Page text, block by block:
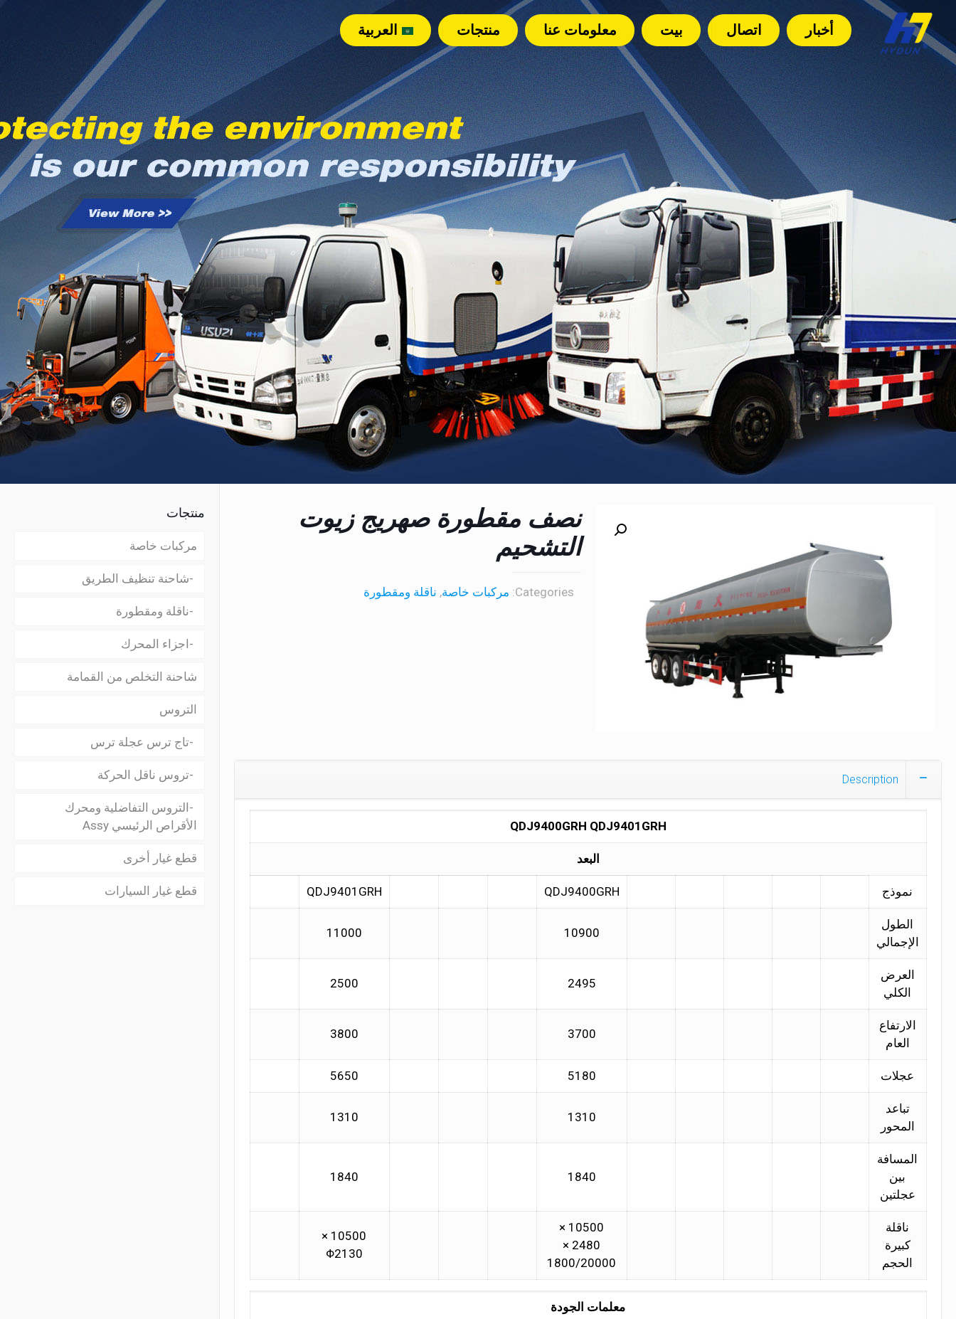
أخبار اتصال بيت معلومات عنا منتجات العربية
نصف مقطورة صهريج زيوت
التشحيم
Categories: مركبات خاصة, ناقلة ومقطورة
Description
QDJ9400GRH QDJ9401GRH
البعد
نموذج QDJ9400GRH
QDJ9401GRH
الطول
الإجمالي
10900
11000
العرض
الكلي
2495
2500
الارتفاع
العام
3700
3800
عجلات 5180
5650
تباعد
المحور
1310
1310
المسافة
بين
عجلتين
1840
1840
ناقلة
كبيرة
الحجم
10500 ×
2480 ×
1800/20000
10500 ×
Φ2130
معلمات الجودة
منتجات
مركبات خاصة
شاحنة تنظيف الطريق
ناقلة ومقطورة
اجزاء المحرك
شاحنة التخلص من القمامة
التروس
تاج ترس عجلة ترس
تروس ناقل الحركة
التروس التفاضلية ومحرك
الأقراص الرئيسي Assy
قطع غيار أخرى
قطع غيار السيارات